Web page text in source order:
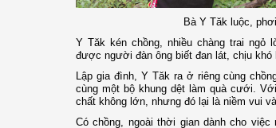
Bà Y Tăk luộc,
Y Tăk kén chồng, nhiều chàng trai
được người đàn ông biết đan lát, chịu
Lập gia đình, Y Tăk ra ở riêng cùng
cùng một bộ khung dệt làm quà cưới.
chất không lớn, nhưng đó lại là niềm vui
Có chồng, ngoài thời gian dành cho